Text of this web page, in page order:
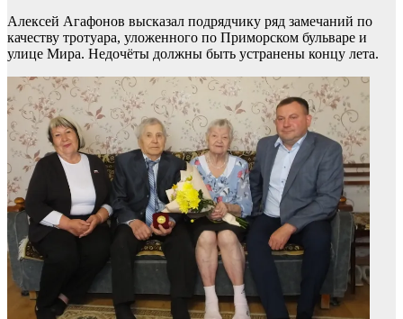
Алексей Агафонов высказал подрядчику ряд замечаний по
качеству тротуара, уложенного по Приморском бульваре и
улице Мира. Недочёты должны быть устранены концу лета.